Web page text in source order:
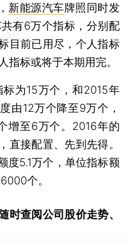
新能源汽车牌照同时发
有6万个指标，分别配
目前已用尽，个人指标
指标或将于本期用完。
为15万个，和2015年
由12万个降至9万个，
增至6万个。2016年的
直接配置、先到先得。
度5.1万个，单位指标额
个。
时查阅公司股价走势、